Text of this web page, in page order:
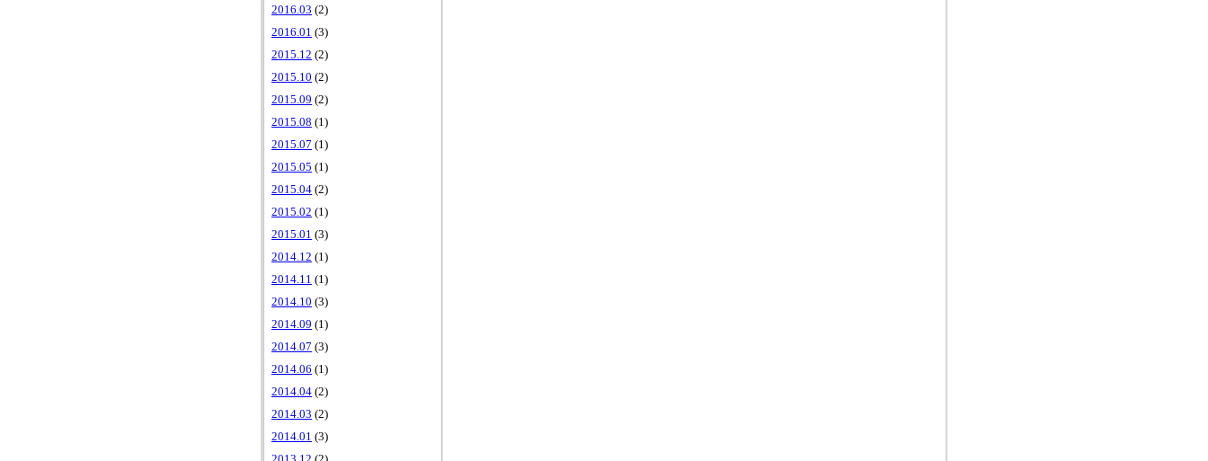
2016.03 (2)
2016.01 (3)
2015.12 (2)
2015.10 (2)
2015.09 (2)
2015.08 (1)
2015.07 (1)
2015.05 (1)
2015.04 (2)
2015.02 (1)
2015.01 (3)
2014.12 (1)
2014.11 (1)
2014.10 (3)
2014.09 (1)
2014.07 (3)
2014.06 (1)
2014.04 (2)
2014.03 (2)
2014.01 (3)